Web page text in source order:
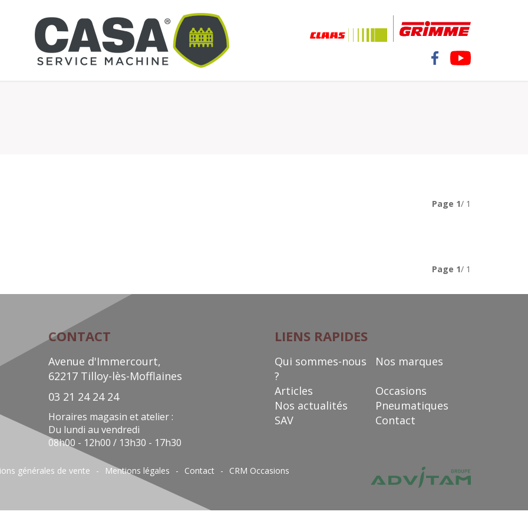
Page 1/ 1
Page 1/ 1
CONTACT
Avenue d'Immercourt,
62217 Tilloy-lès-Mofflaines
03 21 24 24 24
Horaires magasin et atelier :
Du lundi au vendredi
08h00 - 12h00 / 13h30 - 17h30
LIENS RAPIDES
Qui sommes-nous
?
Nos marques
Articles
Occasions
Nos actualités
Pneumatiques
SAV
Contact
générales de vente Mentions légales Contact CRM Occasions